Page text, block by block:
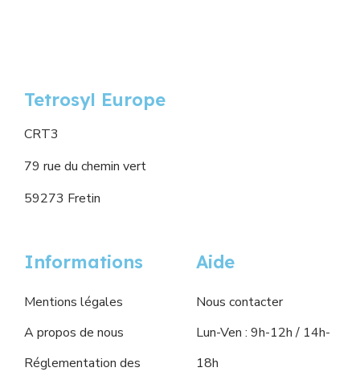
Tetrosyl Europe
CRT3
79 rue du chemin vert
59273 Fretin
Informations
Mentions légales
A propos de nous
Réglementation des
Aide
Nous contacter
Lun-Ven : 9h-12h / 14h-
18h